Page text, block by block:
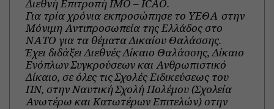
Διεθνή Επιτροπή IMO – ICAO.
Για τρία χρόνια εκπροσώπησε το ΥΕΘΑ στην
Μόνιμη Αντιπροσωπεία της Ελλάδος στο
ΝΑΤΟ για τα θέματα Δικαίου Θαλάσσης.
Έχει διδάξει Διεθνές Δίκαιο Θαλάσσης, Δίκαιο
Ενόπλων Συγκρούσεων και Ανθρωπιστικό
Δίκαιο, σε όλες τις Σχολές Ειδικεύσεως του
ΠΝ, στην Ναυτική Σχολή Πολέμου (Σχολεία
Ανωτέρω και Κατωτέρων Επιτελών) στην